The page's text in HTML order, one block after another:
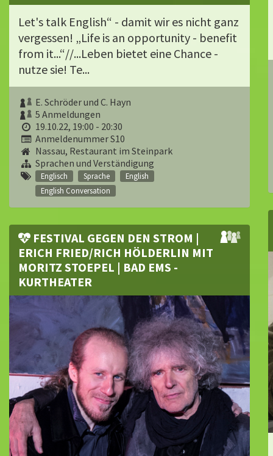
Let's talk English“ - damit wir es nicht ganz
vergessen! „Life is an opportunity - benefit
from it...“//...Leben bietet eine Chance -
nutze sie! Te...
E. Schröder und C. Hayn
5 Anmeldungen
19.10.22, 19:00 - 20:30
Anmeldenummer S10
Nassau, Restaurant im Steinpark
Sprachen und Verständigung
Englisch Sprache
English
English Conversation
FESTIVAL GEGEN DEN STROM |
ERICH FRIED/RICH HÖLDERLIN MIT
MORITZ STOEPEL | BAD EMS -
KURTHEATER